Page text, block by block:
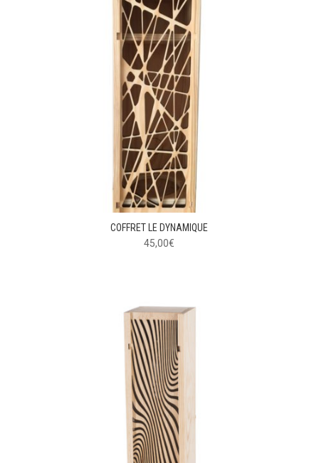
COFFRET LE DYNAMIQUE
45,00€